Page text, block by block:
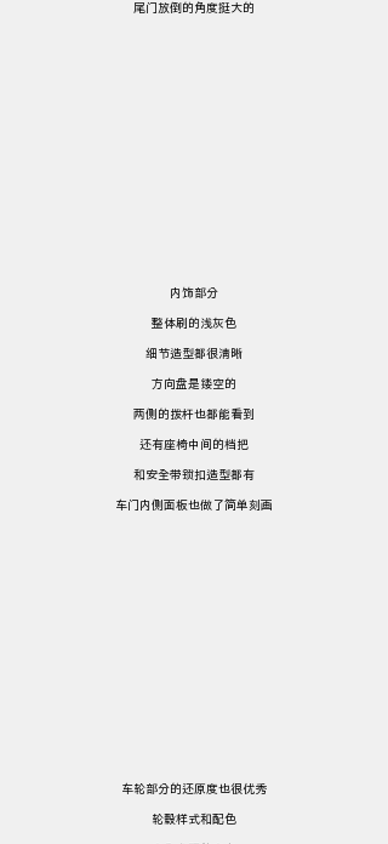
尾门放倒的角度挺大的
内饰部分
整体刷的浅灰色
细节造型都很清晰
方向盘是镂空的
两侧的拨杆也都能看到
还有座椅中间的档把
和安全带锁扣造型都有
车门内侧面板也做了简单刻画
车轮部分的还原度也很优秀
轮毂样式和配色